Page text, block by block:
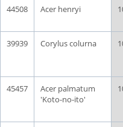
44508 Acer henryi
39939 Corylus colurna
45457
Acer palmatum
'Koto-no-ito'